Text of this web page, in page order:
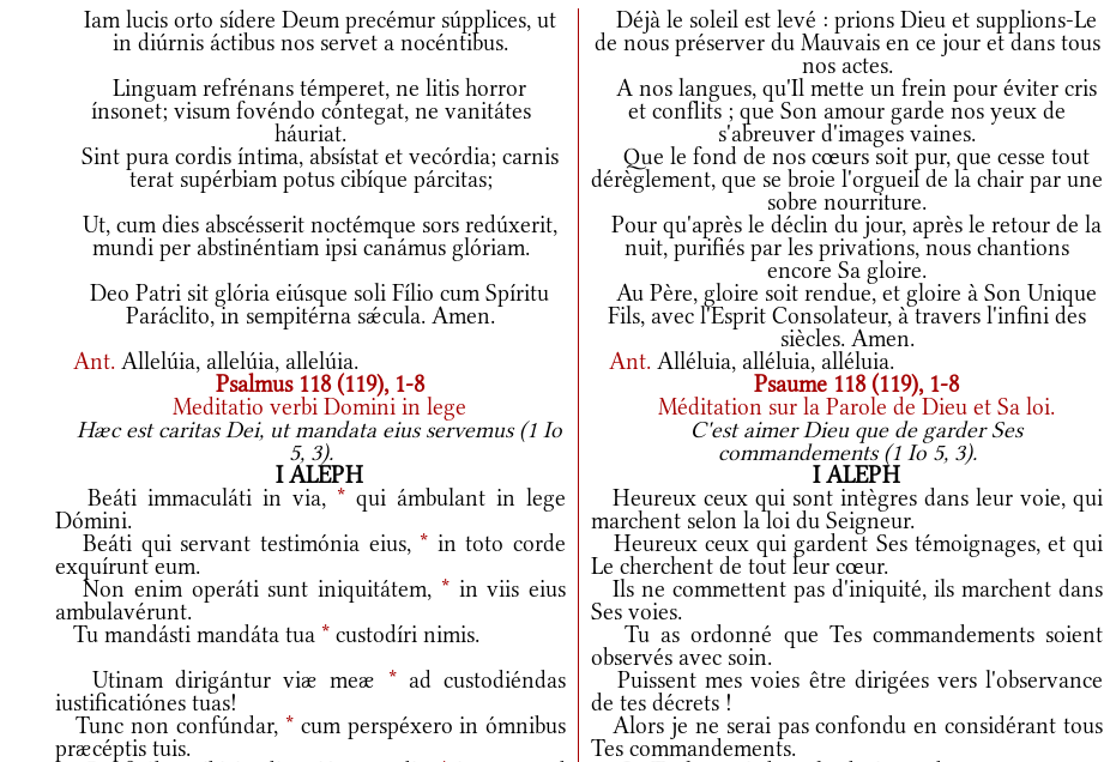
Iam lucis orto sídere Deum precémur súpplices, ut
in diúrnis áctibus nos servet a nocéntibus.
Déjà le soleil est levé : prions Dieu et supplions-Le
de nous préserver du Mauvais en ce jour et dans tous
nos actes.
Linguam refrénans témperet, ne litis horror
ínsonet; visum fovéndo cóntegat, ne vanitátes
háuriat.
A nos langues, qu'Il mette un frein pour éviter cris
et conflits ; que Son amour garde nos yeux de
s'abreuver d'images vaines.
Sint pura cordis íntima, absístat et vecórdia; carnis
terat supérbiam potus cibíque párcitas;
Que le fond de nos cœurs soit pur, que cesse tout
dérèglement, que se broie l'orgueil de la chair par une
sobre nourriture.
Ut, cum dies abscésserit noctémque sors redúxerit,
mundi per abstinéntiam ipsi canámus glóriam.
Pour qu'après le déclin du jour, après le retour de la
nuit, purifiés par les privations, nous chantions
encore Sa gloire.
Deo Patri sit glória eiúsque soli Fílio cum Spíritu
Paráclito, in sempitérna sǽcula. Amen.
Au Père, gloire soit rendue, et gloire à Son Unique
Fils, avec l'Esprit Consolateur, à travers l'infini des
siècles. Amen.
Ant. Allelúia, allelúia, allelúia. Ant.Alléluia, alléluia, alléluia.
Psalmus 118 (119), 1-8
Psaume 118 (119), 1-8
Meditatio verbi Domini in lege
Méditation sur la Parole de Dieu et Sa loi.
Hæc est caritas Dei, ut mandata eius servemus (1 Io
5, 3).
C'est aimer Dieu que de garder Ses
commandements (1 Io 5, 3).
I ALEPH
I ALEPH
Beáti immaculáti in via, * qui ámbulant in lege
Dómini.
Heureux ceux qui sont intègres dans leur voie, qui
marchent selon la loi du Seigneur.
Beáti qui servant testimónia eius, * in toto corde
exquírunt eum.
Heureux ceux qui gardent Ses témoignages, et qui
Le cherchent de tout leur cœur.
Non enim operáti sunt iniquitátem, *in viis eius
ambulavérunt.
Ils ne commettent pas d'iniquité, ils marchent dans
Ses voies.
Tu mandásti mandáta tua * custodíri nimis.
Tu as ordonné que Tes commandements soient
observés avec soin.
Utinam dirigántur viæ meæ *ad custodiéndas
iustificatiónes tuas!
Puissent mes voies être dirigées vers l'observance
de tes décrets !
Tunc non confúndar, *cum perspéxero in ómnibus
præcéptis tuis.
Alors je ne serai pas confondu en considérant tous
Tes commandements.